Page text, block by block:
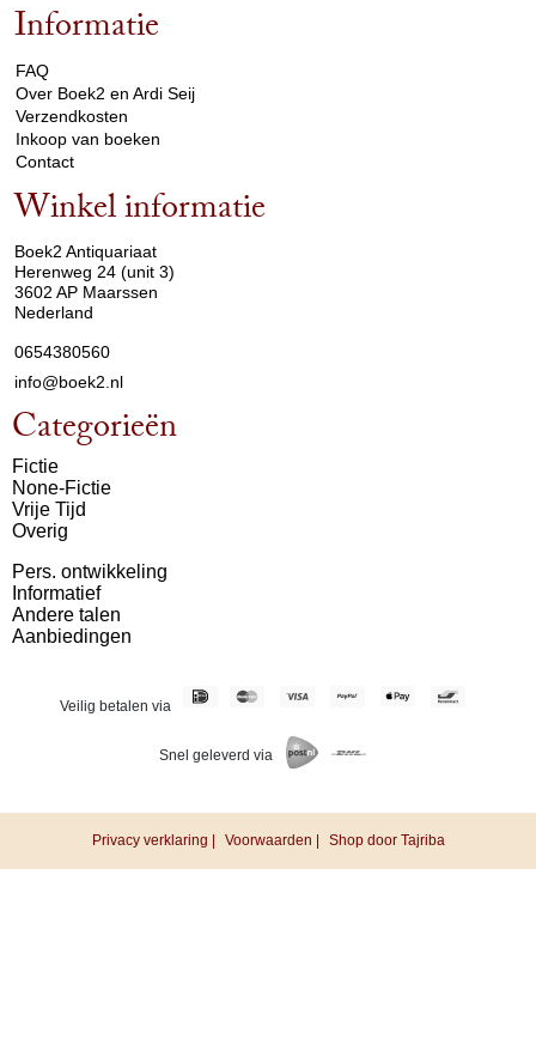
Informatie
FAQ
Over Boek2 en Ardi Seij
Verzendkosten
Inkoop van boeken
Contact
Winkel informatie
Boek2 Antiquariaat
Herenweg 24 (unit 3)
3602 AP Maarssen
Nederland
0654380560
info@boek2.nl
Categorieën
Fictie
None-Fictie
Vrije Tijd
Overig
Pers. ontwikkeling
Informatief
Andere talen
Aanbiedingen
Veilig betalen via
Snel geleverd via
Privacy verklaring | Voorwaarden | Shop door Tajriba